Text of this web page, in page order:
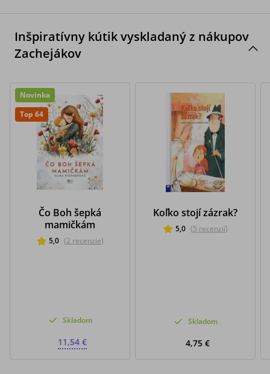
Inšpiratívny kútik vyskladaný z nákupov
Zachejákov
Novinka
Top 64
Čo Boh šepká
mamičkám
5,0 (2 recenzie)
Skladom
11,54 €
Koľko stojí zázrak?
5,0 (5 recenzií)
Skladom
4,75 €